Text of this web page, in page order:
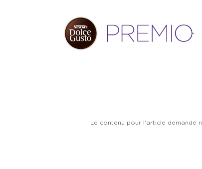
Le contenu pour l'article demandé